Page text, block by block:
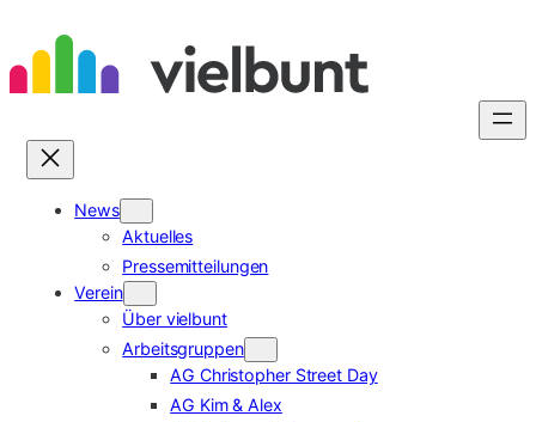
Inhalt
springen
News
Aktuelles
Pressemitteilungen
Verein
Über vielbunt
Arbeitsgruppen
AG Christopher Street Day
AG Kim & Alex